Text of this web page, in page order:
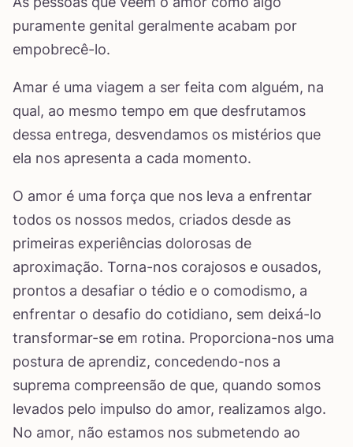
puramente genital geralmente acabam por
empobrecê-lo.
Amar é uma viagem a ser feita com alguém, na
qual, ao mesmo tempo em que desfrutamos
dessa entrega, desvendamos os mistérios que
ela nos apresenta a cada momento.
O amor é uma força que nos leva a enfrentar
todos os nossos medos, criados desde as
primeiras experiências dolorosas de
aproximação. Torna-nos corajosos e ousados,
prontos a desafiar o tédio e o comodismo, a
enfrentar o desafio do cotidiano, sem deixá-lo
transformar-se em rotina. Proporciona-nos uma
postura de aprendiz, concedendo-nos a
suprema compreensão de que, quando somos
levados pelo impulso do amor, realizamos algo.
No amor, não estamos nos submetendo ao